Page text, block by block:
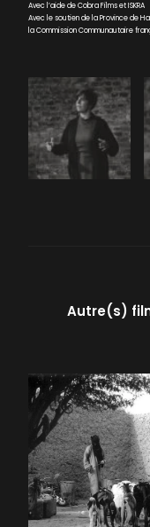
Avec l’aide de Cobra Films et ISKRA
Avec le soutien de la Province de
la Commission Communautaire
Autre(s)